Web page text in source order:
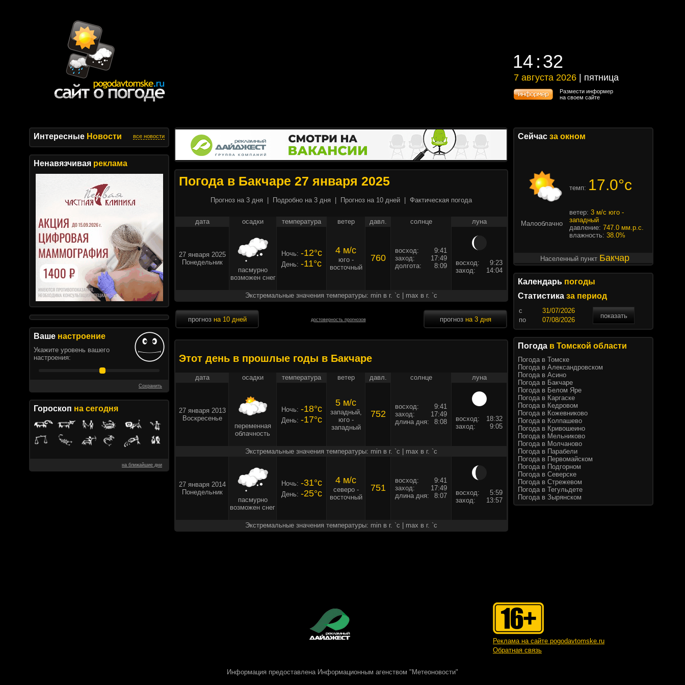
14 :32
14 :32
7 августа 2026 | пятница
7 августа 2026 | пятница
Размести информер
на своем сайте
Интересные Новости все новости
Ненавязчивая реклама
Ваше настроение
Укажите уровень вашего
настроения:
Сохранить
Гороскоп на сегодня
на ближайшие дни
Погода в Бакчаре 27 января 2025
Прогноз на 3 дня Подробно на 3 дня Прогноз на 10 дней Фактическая погода
дата осадки температура ветер давл. солнце луна
27 января 2025
Понедельник
пасмурно
возможен снег
Ночь: -12°c
День: -11°c
4 м/c
юго -
восточный
760
восход:
9:41
заход:
17:49
долгота:
8:09 восход:
9:23
заход:
14:04
Экстремальные значения температуры: min в г. `c | max в г. `c
прогноз на 10 дней достоверность прогнозов прогноз на 3 дня
Этот день в прошлые годы в Бакчаре
дата осадки температура ветер давл. солнце луна
27 января 2013
Воскресенье
переменная
облачность
Ночь: -18°c
День: -17°c
5 м/c
западный,
юго -
западный
752
восход:
9:41
заход:
17:49
длина дня:
8:08 восход:
18:32
заход:
9:05
Экстремальные значения температуры: min в г. `c | max в г. `c
27 января 2014
Понедельник
пасмурно
возможен снег
Ночь: -31°c
День: -25°c
4 м/c
северо -
восточный
751
восход:
9:41
заход:
17:49
длина дня:
8:07 восход:
5:59
заход:
13:57
Экстремальные значения температуры: min в г. `c | max в г. `c
Сейчас за окном
темп: 17.0°c
Малооблачно
ветер: 3 м/с юго -
западный
давление: 747.0 мм.р.с.
влажность: 38.0%
Населенный пункт Бакчар
Календарь погоды
Статистика за период
c
показать
по
Погода в Томской области
Погода в Томске
Погода в Александровском
Погода в Асино
Погода в Бакчаре
Погода в Белом Яре
Погода в Каргаске
Погода в Кедровом
Погода в Кожевниково
Погода в Колпашево
Погода в Кривошеино
Погода в Мельниково
Погода в Молчаново
Погода в Парабели
Погода в Первомайском
Погода в Подгорном
Погода в Северске
Погода в Стрежевом
Погода в Тегульдете
Погода в Зырянском
Реклама на сайте pogodavtomske.ru
Обратная связь
Информация предоставлена Информационным агенством "Метеоновости"